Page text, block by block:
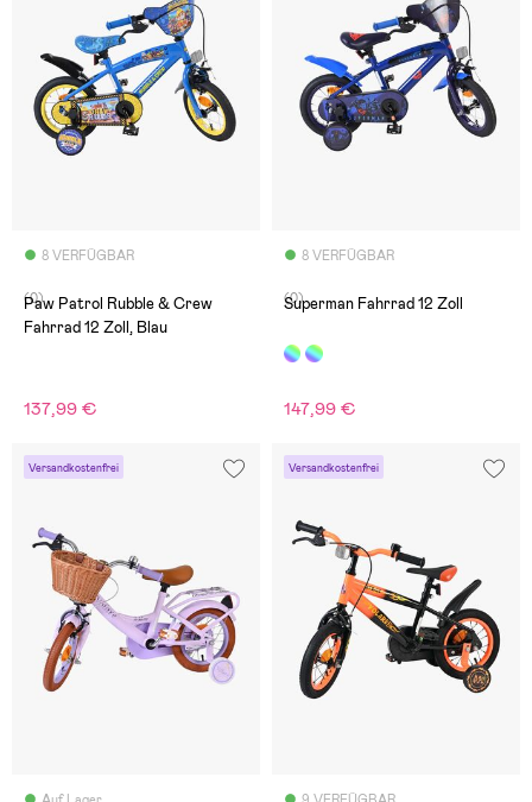
8 VERFÜGBAR
(0)
Paw Patrol Rubble & Crew
Fahrrad 12 Zoll, Blau
137,99 €
8 VERFÜGBAR
(0)
Superman Fahrrad 12 Zoll
147,99 €
Versandkostenfrei Versandkostenfrei